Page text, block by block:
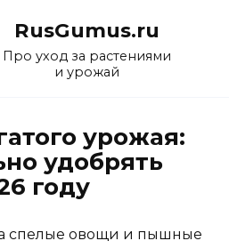
RusGumus.ru
Про уход за растениями
и урожай
урожая:
удобрять
году
спелые овощи и пышные